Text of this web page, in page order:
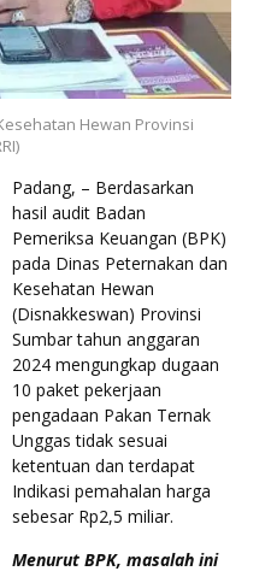
Hewan Provinsi
Padang, – Berdasarkan
hasil audit Badan
Pemeriksa Keuangan (BPK)
pada Dinas Peternakan dan
Kesehatan Hewan
(Disnakkeswan) Provinsi
Sumbar tahun anggaran
2024 mengungkap dugaan
10 paket pekerjaan
pengadaan Pakan Ternak
Unggas tidak sesuai
ketentuan dan terdapat
Indikasi pemahalan harga
sebesar Rp2,5 miliar.
Menurut BPK, masalah ini